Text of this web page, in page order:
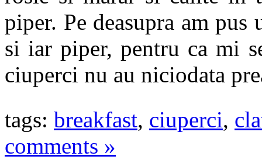
piper. Pe deasupra am
si iar piper, pentru ca mi
ciuperci nu au niciodata
tags: breakfast, ciuperci,
comments »